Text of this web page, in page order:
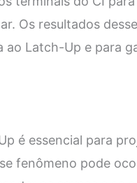
Os resultados
ao Latch-Up e para
é essencial para
fenômeno pode